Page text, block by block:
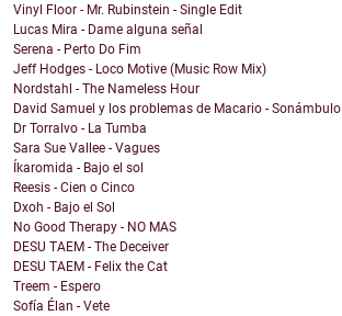
Vinyl Floor - Mr. Rubinstein - Single Edit
Lucas Mira - Dame alguna señal
Serena - Perto Do Fim
Jeff Hodges - Loco Motive (Music Row Mix)
Nordstahl - The Nameless Hour
David Samuel y los problemas de Macario - Sonámbulo
Dr Torralvo - La Tumba
Sara Sue Vallee - Vagues
Íkaromida - Bajo el sol
Reesis - Cien o Cinco
Dxoh - Bajo el Sol
No Good Therapy - NO MAS
DESU TAEM - The Deceiver
DESU TAEM - Felix the Cat
Treem - Espero
Sofía Élan - Vete